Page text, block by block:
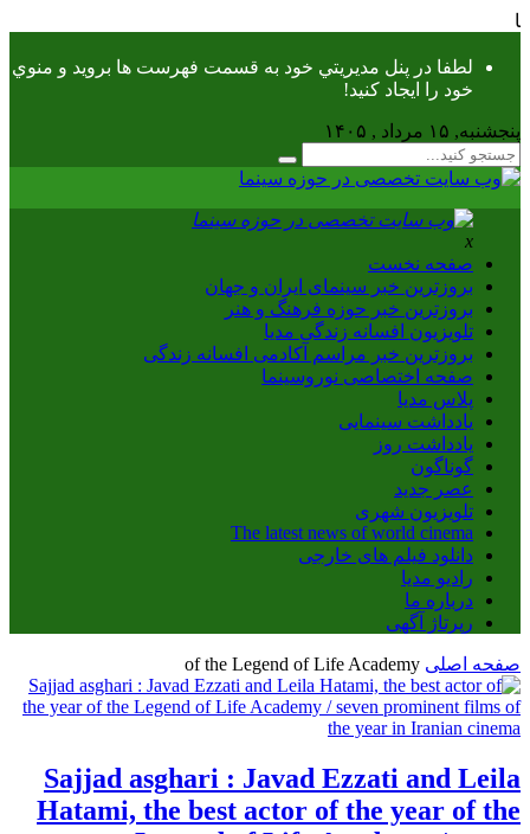
لطفا در پنل مديريتي خود به قسمت فهرست ها برويد و منوي
خود را ايجاد كنيد!
پنجشنبه, ۱۵ مرداد , ۱۴۰۵
x
صفحه نخست
بروزترین خبر سینمای ایران و جهان
بروزترین خبر حوزه فرهنگ و هنر
تلویزیون افسانه زندگی مدیا
بروزترین خبر مراسم آکادمی افسانه زندگی
صفحه اختصاصی نوروسینما
پلاس مدیا
یادداشت سینمایی
یادداشت روز
گوناگون
عصر جدید
تلویزیون شهری
The latest news of world cinema
دانلود فیلم های خارجی
رادیو مدیا
درباره ما
رپرتاژ آگهی
صفحه اصلی of the Legend of Life Academy
Sajjad asghari : Javad Ezzati and Leila
Hatami, the best actor of the year of the